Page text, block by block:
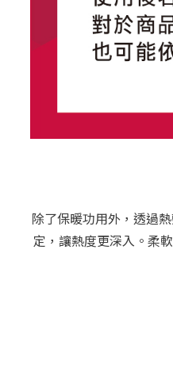
除了保暖功用外，透過
定，讓熱度更深入。柔